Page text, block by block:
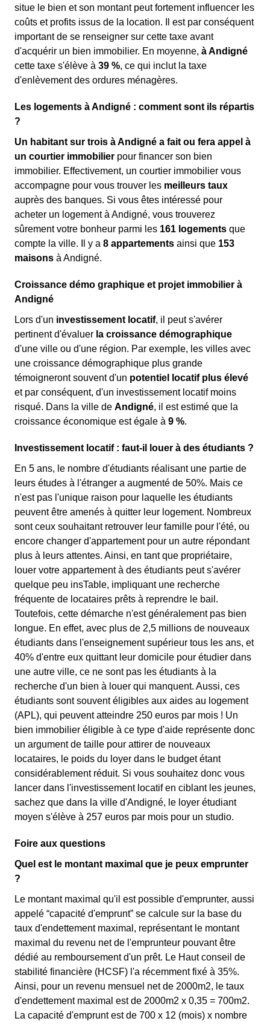
situe le bien et son montant peut fortement influencer les
coûts et profits issus de la location. Il est par conséquent
important de se renseigner sur cette taxe avant
d'acquérir un bien immobilier. En moyenne, à Andigné
cette taxe s'élève à 39 %, ce qui inclut la taxe
d'enlèvement des ordures ménagères.
Les logements à Andigné : comment sont ils répartis
?
Un habitant sur trois à Andigné a fait ou fera appel à
un courtier immobilier pour financer son bien
immobilier. Effectivement, un courtier immobilier vous
accompagne pour vous trouver les meilleurs taux
auprès des banques. Si vous êtes intéressé pour
acheter un logement à Andigné, vous trouverez
sûrement votre bonheur parmi les 161 logements que
compte la ville. Il y a 8 appartements ainsi que 153
maisons à Andigné.
Croissance démo graphique et projet immobilier à
Andigné
Lors d'un investissement locatif, il peut s'avérer
pertinent d'évaluer la croissance démographique
d'une ville ou d'une région. Par exemple, les villes avec
une croissance démographique plus grande
témoigneront souvent d'un potentiel locatif plus élevé
et par conséquent, d'un investissement locatif moins
risqué. Dans la ville de Andigné, il est estimé que la
croissance économique est égale à 9 %.
Investissement locatif : faut-il louer à des étudiants ?
En 5 ans, le nombre d'étudiants réalisant une partie de
leurs études à l'étranger a augmenté de 50%. Mais ce
n'est pas l'unique raison pour laquelle les étudiants
peuvent être amenés à quitter leur logement. Nombreux
sont ceux souhaitant retrouver leur famille pour l'été, ou
encore changer d'appartement pour un autre répondant
plus à leurs attentes. Ainsi, en tant que propriétaire,
louer votre appartement à des étudiants peut s'avérer
quelque peu insTable, impliquant une recherche
fréquente de locataires prêts à reprendre le bail.
Toutefois, cette démarche n'est généralement pas bien
longue. En effet, avec plus de 2,5 millions de nouveaux
étudiants dans l'enseignement supérieur tous les ans, et
40% d'entre eux quittant leur domicile pour étudier dans
une autre ville, ce ne sont pas les étudiants à la
recherche d'un bien à louer qui manquent. Aussi, ces
étudiants sont souvent éligibles aux aides au logement
(APL), qui peuvent atteindre 250 euros par mois ! Un
bien immobilier éligible à ce type d'aide représente donc
un argument de taille pour attirer de nouveaux
locataires, le poids du loyer dans le budget étant
considérablement réduit. Si vous souhaitez donc vous
lancer dans l'investissement locatif en ciblant les jeunes,
sachez que dans la ville d'Andigné, le loyer étudiant
moyen s'élève à 257 euros par mois pour un studio.
Foire aux questions
Quel est le montant maximal que je peux emprunter
?
Le montant maximal qu'il est possible d'emprunter, aussi
appelé “capacité d'emprunt” se calcule sur la base du
taux d'endettement maximal, représentant le montant
maximal du revenu net de l'emprunteur pouvant être
dédié au remboursement d'un prêt. Le Haut conseil de
stabilité financière (HCSF) l'a récemment fixé à 35%.
Ainsi, pour un revenu mensuel net de 2000m2, le taux
d'endettement maximal est de 2000m2 x 0,35 = 700m2.
La capacité d'emprunt est de 700 x 12 (mois) x nombre